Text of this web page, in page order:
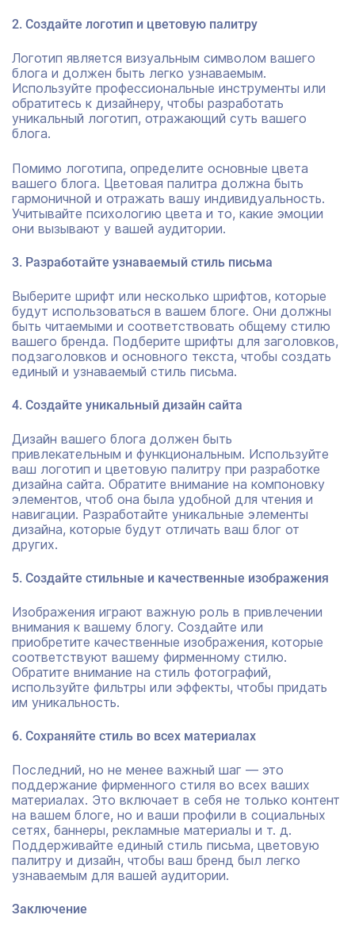
2. Создайте логотип и цветовую палитру
Логотип является визуальным символом вашего
блога и должен быть легко узнаваемым.
Используйте профессиональные инструменты или
обратитесь к дизайнеру, чтобы разработать
уникальный логотип, отражающий суть вашего
блога.
Помимо логотипа, определите основные цвета
вашего блога. Цветовая палитра должна быть
гармоничной и отражать вашу индивидуальность.
Учитывайте психологию цвета и то, какие эмоции
они вызывают у вашей аудитории.
3. Разработайте узнаваемый стиль письма
Выберите шрифт или несколько шрифтов, которые
будут использоваться в вашем блоге. Они должны
быть читаемыми и соответствовать общему стилю
вашего бренда. Подберите шрифты для заголовков,
подзаголовков и основного текста, чтобы создать
единый и узнаваемый стиль письма.
4. Создайте уникальный дизайн сайта
Дизайн вашего блога должен быть
привлекательным и функциональным. Используйте
ваш логотип и цветовую палитру при разработке
дизайна сайта. Обратите внимание на компоновку
элементов, чтоб она была удобной для чтения и
навигации. Разработайте уникальные элементы
дизайна, которые будут отличать ваш блог от
других.
5. Создайте стильные и качественные изображения
Изображения играют важную роль в привлечении
внимания к вашему блогу. Создайте или
приобретите качественные изображения, которые
соответствуют вашему фирменному стилю.
Обратите внимание на стиль фотографий,
используйте фильтры или эффекты, чтобы придать
им уникальность.
6. Сохраняйте стиль во всех материалах
Последний, но не менее важный шаг — это
поддержание фирменного стиля во всех ваших
материалах. Это включает в себя не только контент
на вашем блоге, но и ваши профили в социальных
сетях, баннеры, рекламные материалы и т. д.
Поддерживайте единый стиль письма, цветовую
палитру и дизайн, чтобы ваш бренд был легко
узнаваемым для вашей аудитории.
Заключение